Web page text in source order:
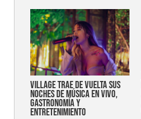
Village trae de vuelta sus
noches de música en vivo,
gastronomía y
entretenimiento